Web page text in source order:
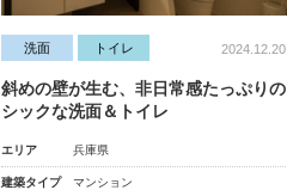
洗面 トイレ 2024.12.20
斜めの壁が生む、非日常感たっぷりの
シックな洗面＆トイレ
エリア 兵庫県
建築タイプ マンション